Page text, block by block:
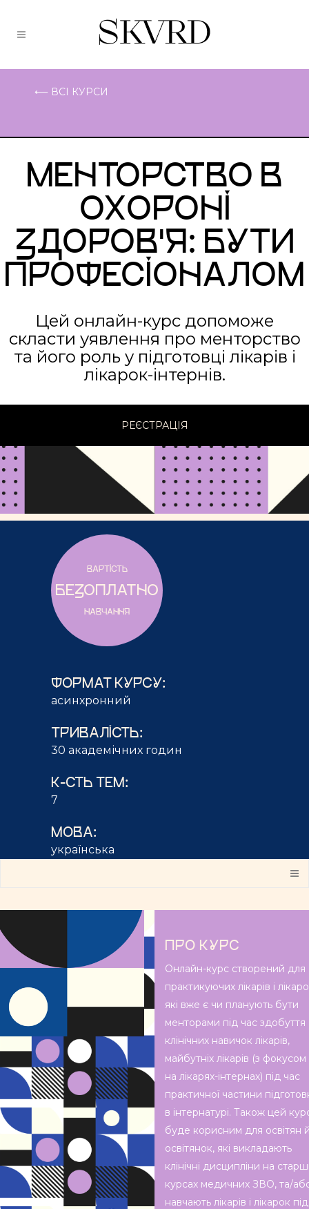
⟵ ВСІ КУРСИ
МЕНТОРСТВО В
ОХОРОНІ
ЗДОРОВ'Я: БУТИ
ПРОФЕСІОНАЛОМ
Цей онлайн-курс допоможе
скласти уявлення про менторство
та його роль у підготовці лікарів і
лікарок-інтернів.
РЕЄСТРАЦІЯ
ВАРТІСТЬ
БЕЗОПЛАТНО
НАВЧАННЯ
ФОРМАТ КУРСУ:
асинхронний
ТРИВАЛІСТЬ:
30 академічних годин
К-СТЬ ТЕМ:
7
МОВА:
українська
ПРО КУРС
Онлайн-курс створений для
практикуючих лікарів і
які вже є чи планують бути
менторами під час здобуття
клінічних навичок лікарів,
майбутніх лікарів (з фокусом
на лікарях-інтернах) під час
практичної частини
в інтернатурі. Також цей
буде корисним для освітян
освітянок, які викладають
клінічні дисципліни на
курсах медичних ЗВО, та/
навчають лікарів і лікарок під